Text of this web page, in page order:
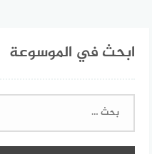
ابحث في الموسوعة
البحث